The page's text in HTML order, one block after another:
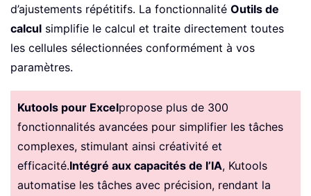
d’ajustements répétitifs. La fonctionnalité Outils de
calcul simplifie le calcul et traite directement toutes
les cellules sélectionnées conformément à vos
paramètres.
Kutools pour Excelpropose plus de 300
fonctionnalités avancées pour simplifier les tâches
complexes, stimulant ainsi créativité et
efficacité.Intégré aux capacités de l’IA, Kutools
automatise les tâches avec précision, rendant la